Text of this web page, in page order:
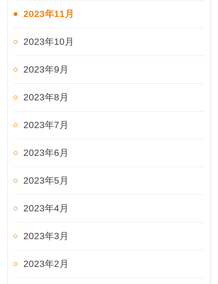
2023年11月
2023年10月
2023年9月
2023年8月
2023年7月
2023年6月
2023年5月
2023年4月
2023年3月
2023年2月